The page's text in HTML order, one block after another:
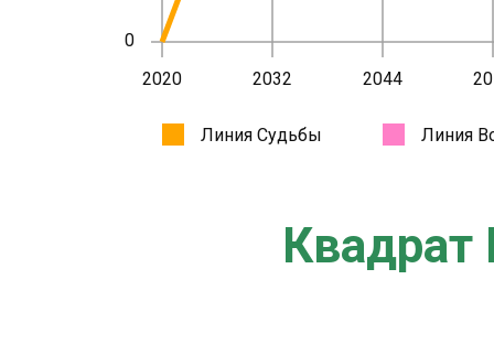
Квадрат